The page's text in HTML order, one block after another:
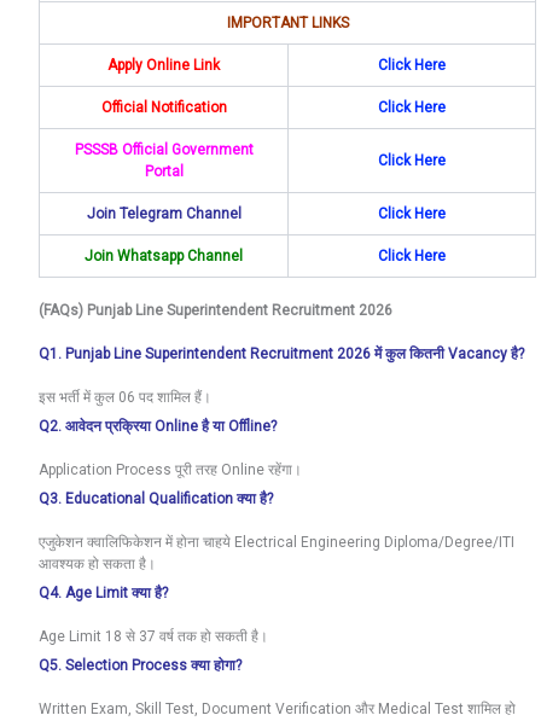
IMPORTANT LINKS
Apply Online Link Click Here
Official Notification Click Here
PSSSB Official Government
Portal
Click Here
Join Telegram Channel Click Here
Join Whatsapp Channel Click Here
(FAQs) Punjab Line Superintendent Recruitment 2026
Q1. Punjab Line Superintendent Recruitment 2026 में कुल कितनी Vacancy है?
इस भर्ती में कुल 06 पद शामिल हैं।
Q2. आवेदन प्रक्रिया Online है या Offline?
Application Process पूरी तरह Online रहेंगा।
Q3. Educational Qualification क्या है?
एजुकेशन क्वालिफिकेशन में होना चाहये Electrical Engineering Diploma/Degree/ITI
आवश्यक हो सकता है।
Q4. Age Limit क्या है?
Age Limit 18 से 37 वर्ष तक हो सकती है।
Q5. Selection Process क्या होगा?
Written Exam, Skill Test, Document Verification और Medical Test शामिल हो